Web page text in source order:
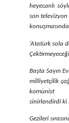
heyecanlı
son televizyon
‘Atatürk sola
Başta Sayın
milliyetçilik
komünist
sinirlendirdi ki
Gezileri